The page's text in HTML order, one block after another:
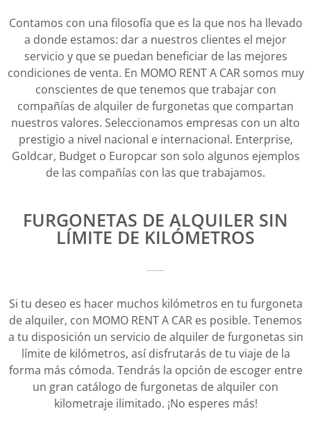
Contamos con una filosofía que es la que nos ha llevado
a donde estamos: dar a nuestros clientes el mejor
servicio y que se puedan beneficiar de las mejores
condiciones de venta. En MOMO RENT A CAR somos muy
conscientes de que tenemos que trabajar con
compañías de alquiler de furgonetas que compartan
nuestros valores. Seleccionamos empresas con un alto
prestigio a nivel nacional e internacional. Enterprise,
Goldcar, Budget o Europcar son solo algunos ejemplos
de las compañías con las que trabajamos.
FURGONETAS DE ALQUILER SIN
LÍMITE DE KILÓMETROS
Si tu deseo es hacer muchos kilómetros en tu furgoneta
de alquiler, con MOMO RENT A CAR es posible. Tenemos
a tu disposición un servicio de alquiler de furgonetas sin
límite de kilómetros, así disfrutarás de tu viaje de la
forma más cómoda. Tendrás la opción de escoger entre
un gran catálogo de furgonetas de alquiler con
kilometraje ilimitado. ¡No esperes más!